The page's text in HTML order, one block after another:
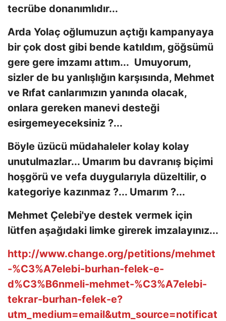
tecrübe donanımlıdır...
Arda Yolaç oğlumuzun açtığı kampanyaya
bir çok dost gibi bende katıldım, göğsümü
gere gere imzamı attım... Umuyorum,
sizler de bu yanlışlığın karşısında, Mehmet
ve Rıfat canlarımızın yanında olacak,
onlara gereken manevi desteği
esirgemeyeceksiniz ?...
Böyle üzücü müdahaleler kolay kolay
unutulmazlar... Umarım bu davranış biçimi
hoşgörü ve vefa duygularıyla düzeltilir, o
kategoriye kazınmaz ?... Umarım ?...
Mehmet Çelebi'ye destek vermek için
lütfen aşağıdaki limke girerek imzalayınız...
http://www.change.org/petitions/mehmet
-%C3%A7elebi-burhan-felek-e-
d%C3%B6nmeli-mehmet-%C3%A7elebi-
tekrar-burhan-felek-e?
utm_medium=email&utm_source=notificat